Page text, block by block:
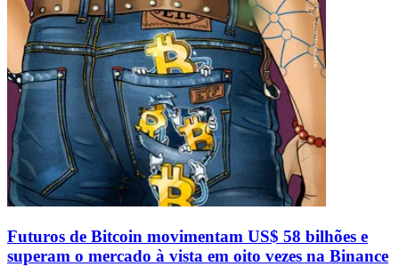
Futuros de Bitcoin movimentam US$ 58 bilhões e
superam o mercado à vista em oito vezes na Binance